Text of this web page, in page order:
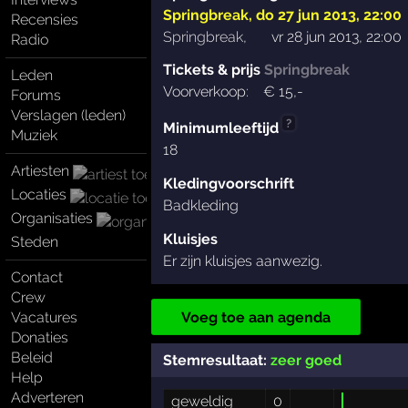
Recensies
Radio
Leden
Forums
Verslagen (leden)
Muziek
Artiesten
Locaties
Organisaties
Steden
Contact
Crew
Vacatures
Donaties
Beleid
Help
Adverteren
Springbreak, do 27 jun 2013, 22:00
Springbreak,
vr 28 jun 2013, 22:00
Tickets & prijs Springbreak
Voorverkoop:
€ 15,-
Minimumleeftijd ?
18
Kledingvoorschrift
Badkleding
Kluisjes
Er zijn kluisjes aanwezig.
Voeg toe aan agenda
Stemresultaat: zeer goed
geweldig 0